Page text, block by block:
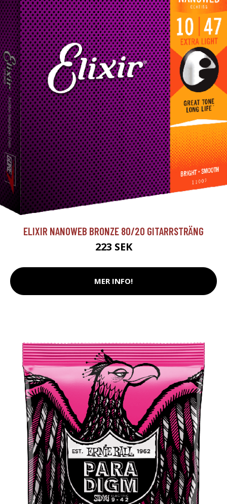
ELIXIR NANOWEB BRONZE 80/20 GITARRSTRÄNG
223 SEK
MER INFO!